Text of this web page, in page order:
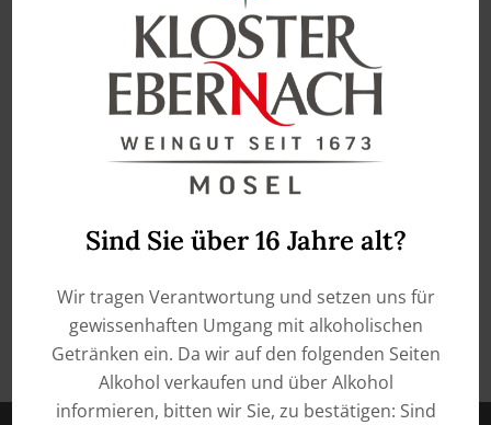
Sind Sie über 16 Jahre alt?
Wir tragen Verantwortung und setzen uns für
gewissenhaften Umgang mit alkoholischen
Getränken ein. Da wir auf den folgenden Seiten
Alkohol verkaufen und über Alkohol
informieren, bitten wir Sie, zu bestätigen: Sind
enthält 0,75Liter
2024 Riesling dry – Mosel
quality wine
8,90
ADD TO CART
enthält 0,75
2024 Riesling dry – Mosel
quality wine (Kopie)
€8,90